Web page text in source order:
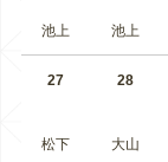
池上 池上
27
松下
28
大山